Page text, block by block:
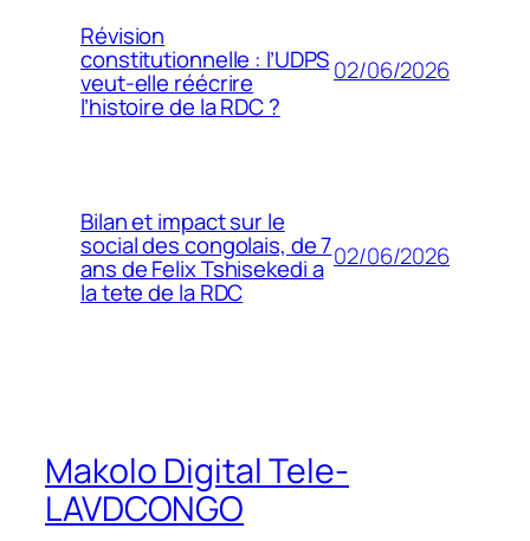
Révision
constitutionnelle : l’UDPS
veut-elle réécrire
l’histoire de la RDC ?
02/06/2026
Bilan et impact sur le
social des congolais, de 7
ans de Felix Tshisekedi a
la tete de la RDC
02/06/2026
Makolo Digital Tele-
LAVDCONGO